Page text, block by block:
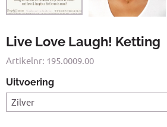
Live Love Laugh! Ketting
Artikelnr: 195.0009.00
Uitvoering